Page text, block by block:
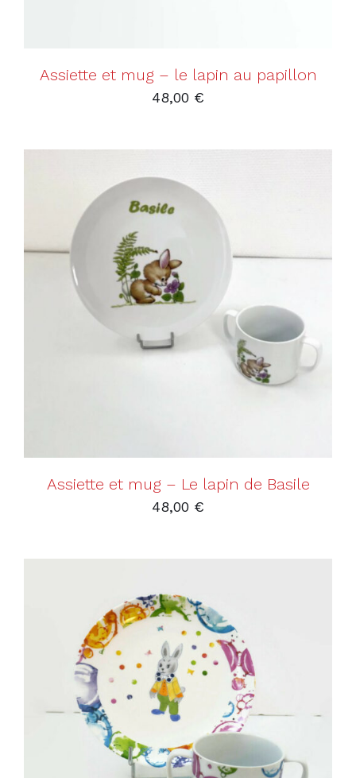
Assiette et mug – le lapin au papillon
48,00 €
AJOUTER AU PANIER DÉTAILS
Assiette et mug – Le lapin de Basile
48,00 €
AJOUTER AU PANIER DÉTAILS